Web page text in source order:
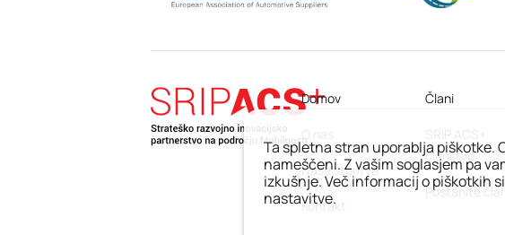
Domov
O nas
Naše storitve
Kontakt
Člani
članstvo
Postanite član
Ta spletna stran uporablja piškotke.
nameščeni. Z vašim soglasjem pa
izkušnje. Več informacij o piškotkih
nastavitve.